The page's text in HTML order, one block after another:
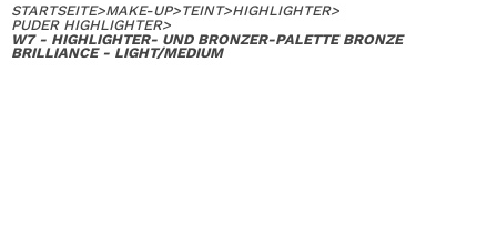
STARTSEITE>MAKE-UP>TEINT>HIGHLIGHTER>
PUDER HIGHLIGHTER>
W7 - HIGHLIGHTER- UND BRONZER-PALETTE BRONZE
BRILLIANCE - LIGHT/MEDIUM